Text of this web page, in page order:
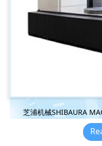
芝浦机械SHIBAURA